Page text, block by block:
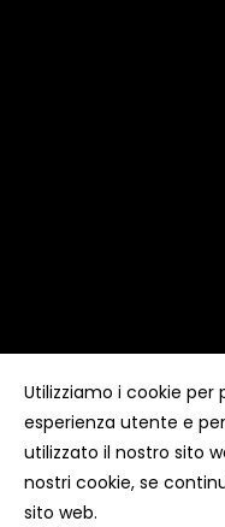
Copyright ©Kyuubi
diritti riservati
Utilizziamo i cookie per
esperienza utente e
utilizzato il nostro sito
nostri cookie, se
sito web.